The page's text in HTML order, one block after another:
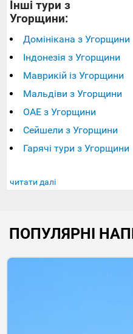
Інші тури з
Угорщини:
Домінікана з Угорщини
Індонезія з Угорщини
Маврикій із Угорщини
Мальдіви з Угорщини
ОАЕ з Угорщини
Сейшели з Угорщини
Гарячі тури з Угорщини
читати далі
ПОПУЛЯРНІ